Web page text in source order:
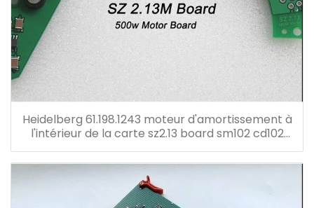
Heidelberg 61.198.1243 moteur d'amortissement à
l'intérieur de la carte sz2.13 board sm102 cd102
cx102 so102 press